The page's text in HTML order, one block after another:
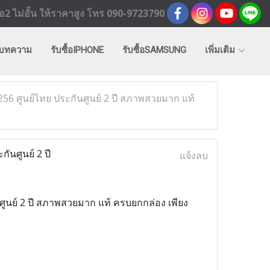
ไม่อั้น ให้ราคาสูง โทร 090-9723790
ทความ รับซื้อIPHONE รับซื้อSAMSUNG เพิ่มเติม
ศูนย์ไทย ประกันศูนย์ 2 ปี สภาพสวยมาก แท้
กันศูนย์ 2 ปี
แจ้งลบ
นย์ 2 ปี สภาพสวยมาก แท้ ครบยกกล่อง เพียง